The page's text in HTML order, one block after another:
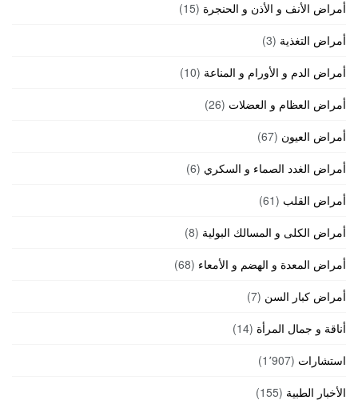
أمراض الأنف و الأذن و الحنجرة (15)
أمراض التغذية (3)
أمراض الدم و الأورام و المناعة (10)
أمراض العظام و العضلات (26)
أمراض العيون (67)
أمراض الغدد الصماء و السكري (6)
أمراض القلب (61)
أمراض الكلى و المسالك البولية (8)
أمراض المعدة و الهضم و الأمعاء (68)
أمراض كبار السن (7)
أناقة و جمال المرأة (14)
استشارات (1٬907)
الأخبار الطبية (155)